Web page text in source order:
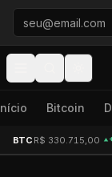
Pular para o
Bitcoin
BTC R$ 330.715,00